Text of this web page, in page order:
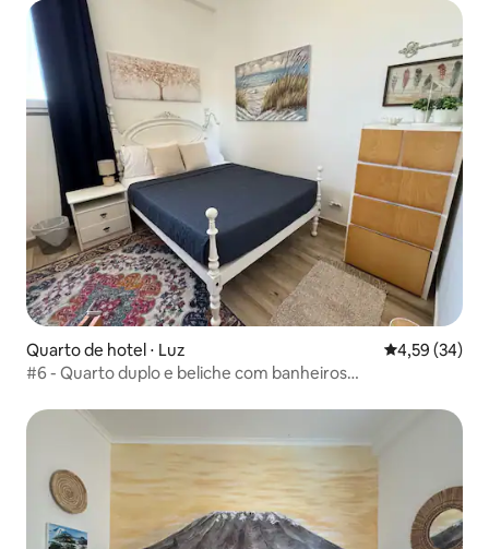
Quarto de hotel ⋅ Luz 4,59 de uma
4,59 (34)
#6 - Quarto duplo e beliche com banheiros